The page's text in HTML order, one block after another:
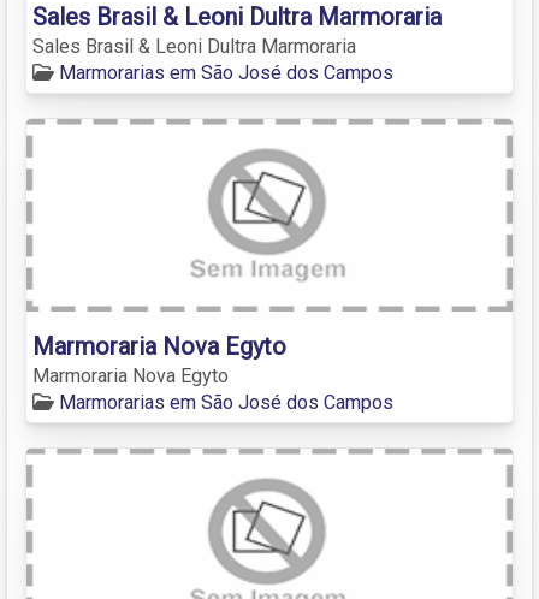
Sales Brasil & Leoni Dultra Marmoraria
Sales Brasil & Leoni Dultra Marmoraria
Marmorarias em São José dos Campos
Marmoraria Nova Egyto
Marmoraria Nova Egyto
Marmorarias em São José dos Campos